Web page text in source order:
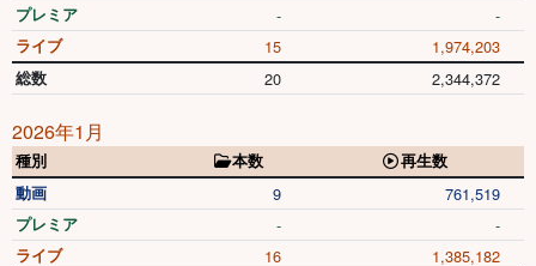
プレミア - -
ライブ 15 1,974,203
総数 20 2,344,372
2026年1月
種別 本数
再生数
動画
9 761,519
プレミア - -
ライブ 16 1,385,182